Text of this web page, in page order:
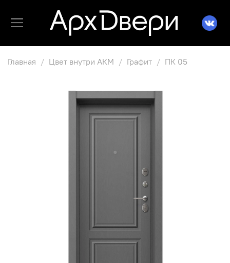
Главная Цвет внутри АКМ Графит ПК 05